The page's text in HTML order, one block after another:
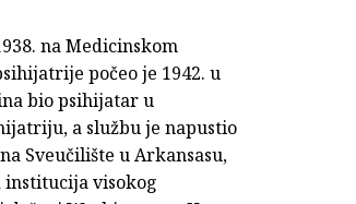
na Medicinskom
počeo je 1942. u
bio psihijatar u
a službu je napustio
Sveučilište u Arkansasu,
visokog